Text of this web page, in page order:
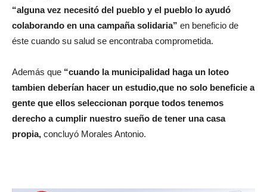
“alguna vez necesitó del pueblo y el pueblo lo ayudó
colaborando en una campaña solidaria” en beneficio de
éste cuando su salud se encontraba comprometida.
Además que “cuando la municipalidad haga un loteo
tambien deberían hacer un estudio,que no solo beneficie a
gente que ellos seleccionan porque todos tenemos
derecho a cumplir nuestro sueño de tener una casa
propia, concluyó Morales Antonio.